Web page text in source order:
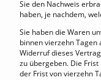
Sie den Nachweis
haben, je nachdem,
Sie haben die Waren
binnen vierzehn Tagen
Widerruf dieses
zu übergeben. Die
der Frist von vierzehn